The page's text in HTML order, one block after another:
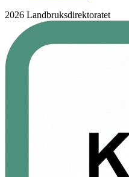
2026 Landbruksdirektoratet